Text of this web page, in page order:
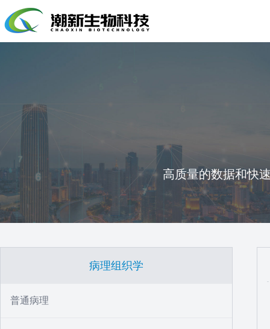
高质量的数据和快
病理组织学
普通病理